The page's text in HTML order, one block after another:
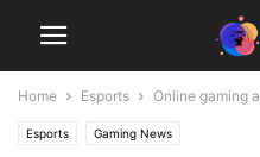
Home Esports Online gaming
Esports Gaming News